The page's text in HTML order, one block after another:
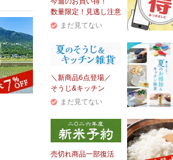
数量限定！見逃し注意
まだ見てない
＼新商品6点登場／
そうじ&キッチン
まだ見てない
売切れ商品一部復活